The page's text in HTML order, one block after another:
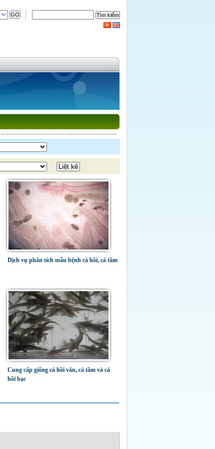
Dịch vụ phân tích mẫu bệnh cá hồi, cá tầm
Cung cấp giống cá hồi vân, cá tầm và cá
hồi bạc